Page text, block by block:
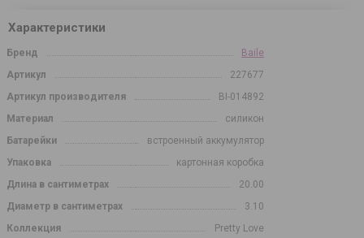
Характеристики
Бренд
Baile
Артикул
227677
Артикул производителя
BI-014892
Материал
силикон
Батарейки
встроенный аккумулятор
Упаковка
картонная коробка
Длина в сантиметрах
20.00
Диаметр в сантиметрах
3.10
Коллекция
Pretty Love